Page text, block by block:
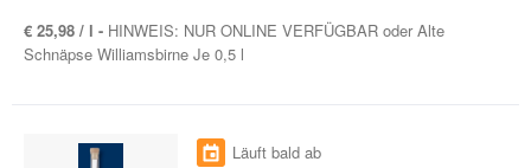
€ 25,98 / l - HINWEIS: NUR ONLINE VERFÜGBAR oder Alte
Schnäpse Williams­birne Je 0,5 l
Läuft bald ab